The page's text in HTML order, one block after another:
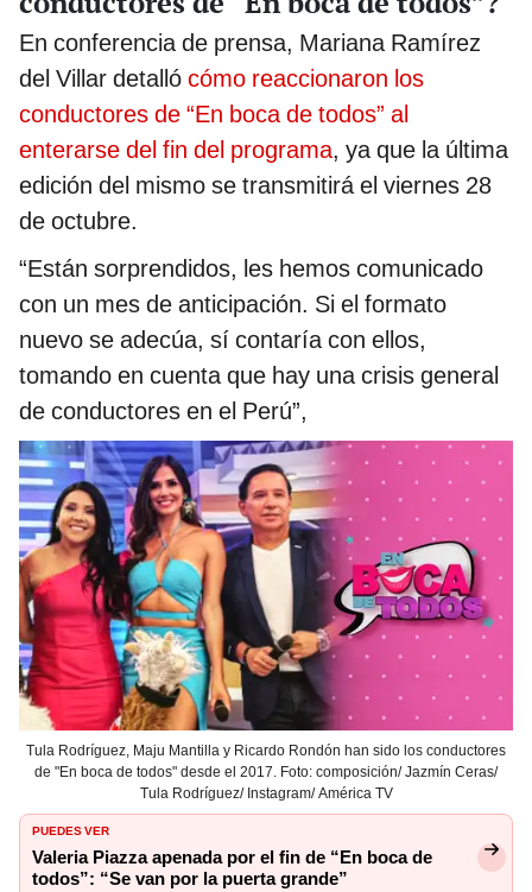
En conferencia de prensa, Mariana Ramírez
del Villar detalló cómo reaccionaron los
conductores de “En boca de todos” al
enterarse del fin del programa, ya que la última
edición del mismo se transmitirá el viernes 28
de octubre.
“Están sorprendidos, les hemos comunicado
con un mes de anticipación. Si el formato
nuevo se adecúa, sí contaría con ellos,
tomando en cuenta que hay una crisis general
de conductores en el Perú”,
Tula Rodríguez, Maju Mantilla y Ricardo Rondón han sido los conductores
de "En boca de todos" desde el 2017. Foto: composición/ Jazmín Ceras/
Tula Rodríguez/ Instagram/ América TV
PUEDES VER
Valeria Piazza apenada por el fin de “En boca de
todos”: “Se van por la puerta grande”